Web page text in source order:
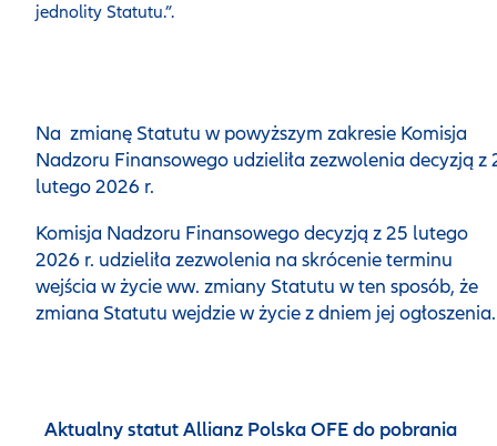
jednolity Statutu.”.
Na zmianę Statutu w powyższym zakresie Komisja
Nadzoru Finansowego udzieliła zezwolenia decyzją z
lutego 2026 r.
Komisja Nadzoru Finansowego decyzją z 25 lutego
2026 r. udzieliła zezwolenia na skrócenie terminu
wejścia w życie ww. zmiany Statutu w ten sposób, że
zmiana Statutu wejdzie w życie z dniem jej ogłoszenia.
Aktualny statut Allianz Polska OFE do pobrania